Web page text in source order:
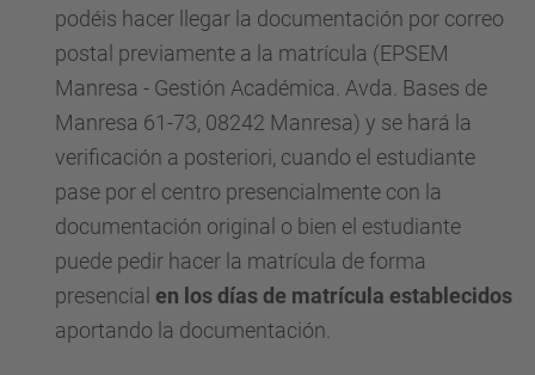
podéis hacer llegar la documentación por correo
postal previamente a la matrícula (EPSEM
Manresa - Gestión Académica. Avda. Bases de
Manresa 61-73, 08242 Manresa) y se hará la
verificación a posteriori, cuando el estudiante
pase por el centro presencialmente con la
documentación original o bien el estudiante
puede pedir hacer la matrícula de forma
presencial en los días de matrícula establecidos
aportando la documentación.